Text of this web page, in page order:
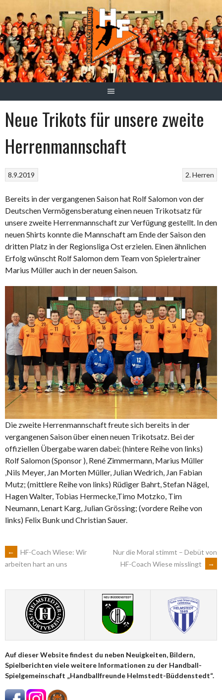
zum
Inhalt
Neue Trikots für unsere zweite
Herrenmannschaft
2. Herren
8.9.2019
Bereits in der vergangenen Saison hat Rolf Salomon von der
Deutschen Vermögensberatung einen neuen Trikotsatz für
unsere zweite Herrenmannschaft zur Verfügung gestellt. In den
neuen Shirts konnte die Mannschaft am Ende der Saison den
dritten Platz in der Regionsliga Ost erzielen. Einen ähnlichen
Erfolg wünscht Rolf Salomon dem Team von Spielertrainer
Marius Müller auch in der neuen Saison.
Die zweite Herrenmannschaft freute sich bereits in der
vergangenen Saison über einen neuen Trikotsatz. Bei der
offiziellen Übergabe waren dabei: (hintere Reihe von links)
Rolf Salomon (Sponsor ), René Zimmermann, Marius Müller
,Nils Meyer, Jan Morten Müller, Julian Wedrich, Jan Fabian
Mutz; (mittlere Reihe von links) Rüdiger Bahrt, Stefan Nägel,
Hagen Walter, Tobias Hermecke,Timo Motzko, Tim
Neumann, Lenart Karg, Julian Grössing; (vordere Reihe von
links) Felix Bunk und Christian Sauer.
ARTIKEL-
NAVIGATION
←
HF-Coach Wiese: Wir
arbeiten hart an uns
Nur die Moral stimmt – Debüt von
HF-Coach Wiese misslingt
→
Auf dieser Website findest du neben Neuigkeiten, Bildern,
Spielberichten viele weitere Informationen zu der Handball-
Spielgemeinschaft „Handballfreunde Helmstedt-Büddenstedt“.